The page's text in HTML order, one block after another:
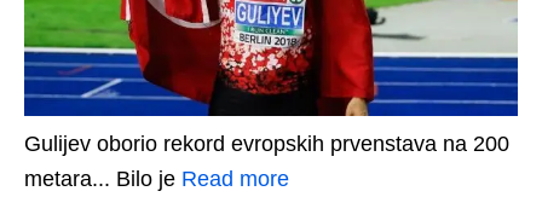
Gulijev oborio rekord evropskih prvenstava na 200
metara... Bilo je Read more